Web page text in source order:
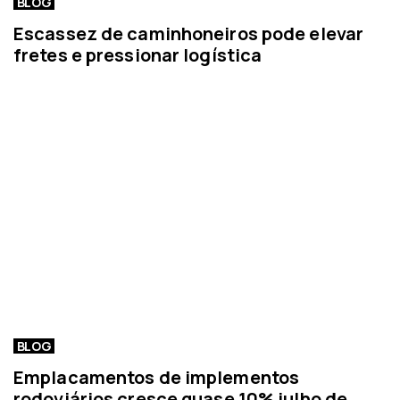
Escassez de caminhoneiros pode elevar
fretes e pressionar logística
BLOG
Emplacamentos de implementos